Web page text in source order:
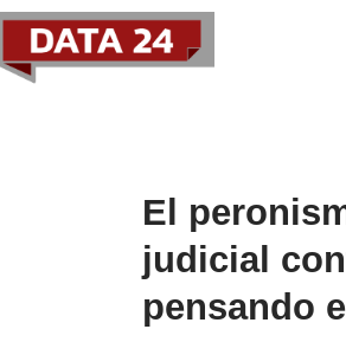
El
judicial
pensando